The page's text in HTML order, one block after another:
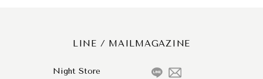
LINE / MAILMAGAZINE
Night Store